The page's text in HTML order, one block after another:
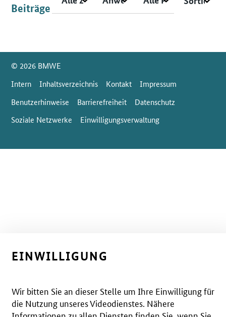
Beiträge
SrOnlyServicemenü
© 2026 BMWE
Intern
Inhaltsverzeichnis Kontakt
Impressum
Benutzerhinweise
Barrierefreiheit
Datenschutz
Soziale Netzwerke
Einwilligungsverwaltung
EINWILLIGUNG
Wir bitten Sie an dieser Stelle um Ihre Einwilligung für
die Nutzung unseres Videodienstes. Nähere